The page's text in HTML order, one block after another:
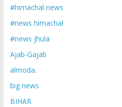
#himachal news
#news himachal
#news jhula
Ajab-Gajab
almoda.
big news
BIHAR